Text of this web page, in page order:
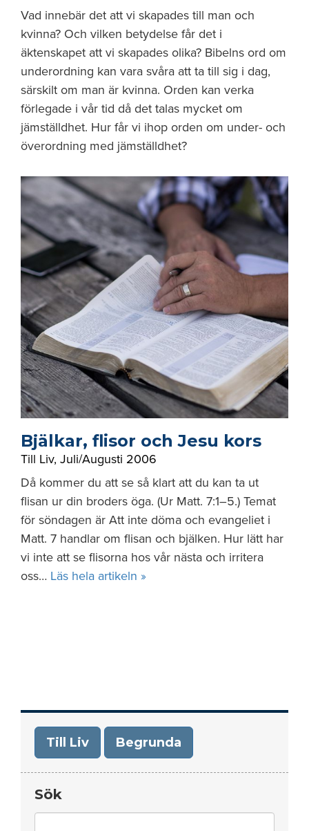
Vad innebär det att vi skapades till man och
kvinna? Och vilken betydelse får det i
äktenskapet att vi skapades olika? Bibelns ord om
underordning kan vara svåra att ta till sig i dag,
särskilt om man är kvinna. Orden kan verka
förlegade i vår tid då det talas mycket om
jämställdhet. Hur får vi ihop orden om under- och
överordning med jämställdhet?
Bjälkar, flisor och Jesu kors
Till Liv, Juli/Augusti 2006
Då kommer du att se så klart att du kan ta ut
flisan ur din broders öga. (Ur Matt. 7:1–5.) Temat
för söndagen är Att inte döma och evangeliet i
Matt. 7 handlar om flisan och bjälken. Hur lätt har
vi inte att se flisorna hos vår nästa och irritera
oss… Läs hela artikeln »
Till Liv Begrunda
Sök